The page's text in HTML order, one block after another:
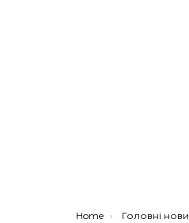
You are here:
Home Головні